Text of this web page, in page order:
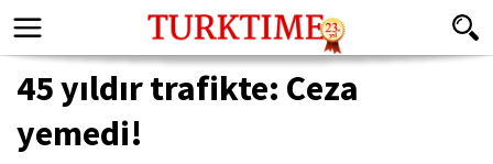
45 yıldır trafikte: Ceza
yemedi!